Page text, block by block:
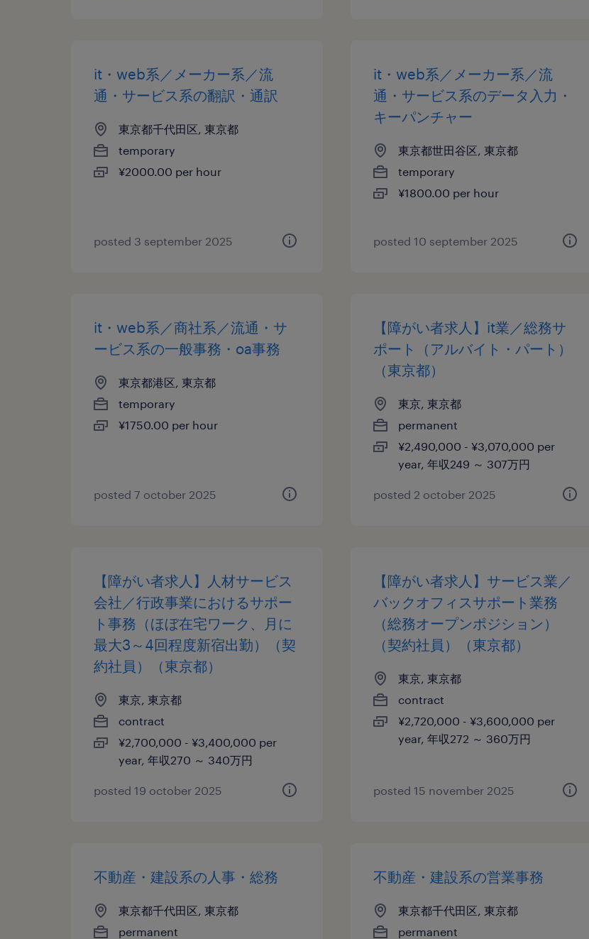
it・web系／メーカー系／流
通・サービス系の翻訳・通訳
東京都千代田区, 東京都
temporary
¥2000.00 per hour
posted 3 september 2025
it・web系／メーカー系／流
通・サービス系のデータ入力・
キーパンチャー
東京都世田谷区, 東京都
temporary
¥1800.00 per hour
posted 10 september 2025
it・web系／商社系／流通・サ
ービス系の一般事務・oa事務
東京都港区, 東京都
temporary
¥1750.00 per hour
posted 7 october 2025
【障がい者求人】it業／総務サ
ポート（アルバイト・パート）
（東京都）
東京, 東京都
permanent
¥2,490,000 - ¥3,070,000 per
year, 年収249 ～ 307万円
posted 2 october 2025
【障がい者求人】人材サービス
会社／行政事業におけるサポー
ト事務（ほぼ在宅ワーク、月に
最大3～4回程度新宿出勤）（契
約社員）（東京都）
東京, 東京都
contract
¥2,700,000 - ¥3,400,000 per
year, 年収270 ～ 340万円
posted 19 october 2025
【障がい者求人】サービス業／
バックオフィスサポート業務
（総務オープンポジション）
（契約社員）（東京都）
東京, 東京都
contract
¥2,720,000 - ¥3,600,000 per
year, 年収272 ～ 360万円
posted 15 november 2025
不動産・建設系の人事・総務
東京都千代田区, 東京都
permanent
不動産・建設系の営業事務
東京都千代田区, 東京都
permanent